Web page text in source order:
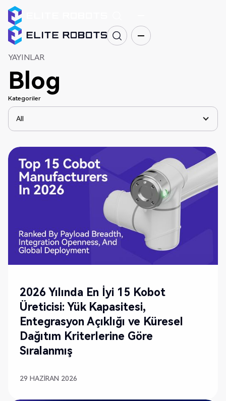
YAYINLAR
Blog
Kategoriler
All
2026 Yılında En İyi 15 Kobot
Üreticisi: Yük Kapasitesi,
Entegrasyon Açıklığı ve Küresel
Dağıtım Kriterlerine Göre
Sıralanmış
29 HAZIRAN 2026